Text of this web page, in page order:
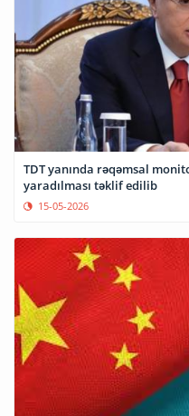
TDT yanında rəqəmsal
yaradılması təklif edilib
15-05-2026